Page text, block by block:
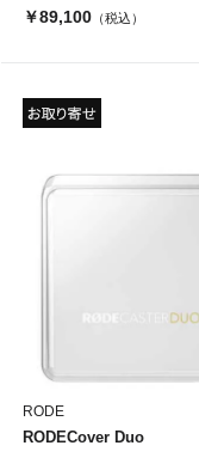
￥89,100 （税込）
RODE
RODECover Duo